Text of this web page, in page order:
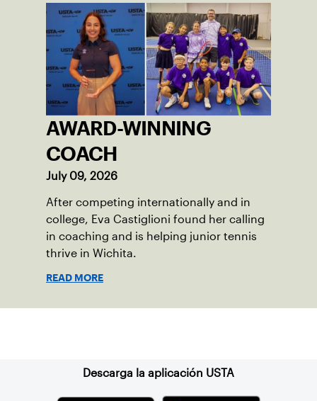
AWARD-WINNING
COACH
July 09, 2026
After competing internationally and in
college, Eva Castiglioni found her calling
in coaching and is helping junior tennis
thrive in Wichita.
READ MORE
Descarga la aplicación USTA